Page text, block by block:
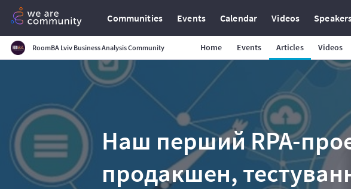
Communities Events Calendar Videos
RoomBA Lviv Business Analysis Community Home Events Articles Videos
Наш перший RPA-
продакшен,